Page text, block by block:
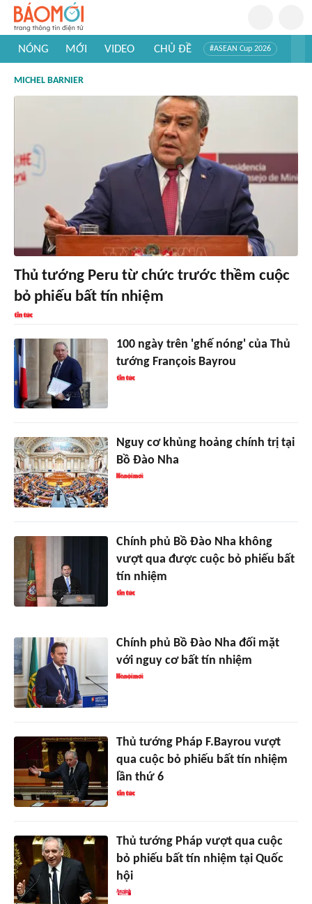
NÓNG MỚI VIDEO CHỦ ĐỀ #ASEAN Cup 2026
#Khám phá thế giới
MICHEL BARNIER
Thủ tướng Peru từ chức trước thềm cuộc
bỏ phiếu bất tín nhiệm
100 ngày trên 'ghế nóng' của Thủ
tướng François Bayrou
Nguy cơ khủng hoảng chính trị tại
Bồ Đào Nha
Chính phủ Bồ Đào Nha không
vượt qua được cuộc bỏ phiếu bất
tín nhiệm
Chính phủ Bồ Đào Nha đối mặt
với nguy cơ bất tín nhiệm
Thủ tướng Pháp F.Bayrou vượt
qua cuộc bỏ phiếu bất tín nhiệm
lần thứ 6
Thủ tướng Pháp vượt qua cuộc
bỏ phiếu bất tín nhiệm tại Quốc
hội